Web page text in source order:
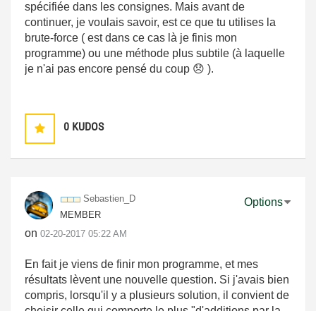
spécifiée dans les consignes. Mais avant de
continuer, je voulais savoir, est ce que tu utilises la
brute-force ( est dans ce cas là je finis mon
programme) ou une méthode plus subtile (à laquelle
je n'ai pas encore pensé du coup 😞 ).
0 KUDOS
Sebastien_D
MEMBER
on ‎02-20-2017 05:22 AM
Options
En fait je viens de finir mon programme, et mes
résultats lèvent une nouvelle question. Si j'avais bien
compris, lorsqu'il y a plusieurs solution, il convient de